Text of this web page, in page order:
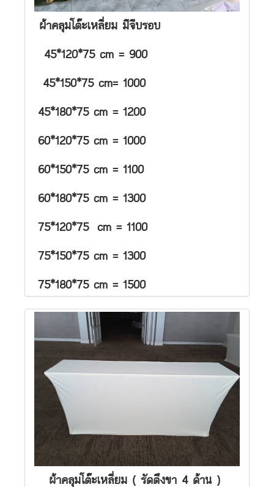
ผ้าคลุมโต๊ะเหลี่ยม มีจีบรอบ
45*120*75 cm = 900
45*150*75 cm= 1000
45*180*75 cm = 1200
60*120*75 cm = 1000
60*150*75 cm = 1100
60*180*75 cm = 1300
75*120*75 cm = 1100
75*150*75 cm = 1300
75*180*75 cm = 1500
ผ้าคลุมโต๊ะเหลี่ยม ( รัดตึงขา 4 ด้าน )